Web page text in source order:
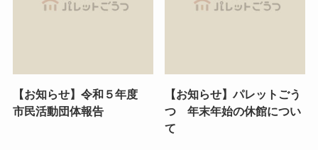
【お知らせ】令和５年度
市民活動団体報告
【お知らせ】パレットごう
つ 年末年始の休館につい
て